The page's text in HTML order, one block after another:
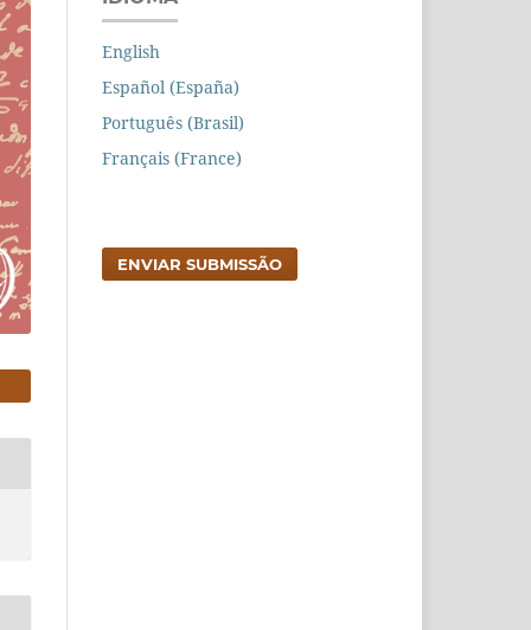
English
Español (España)
Português (Brasil)
Français (France)
ENVIAR SUBMISSÃO